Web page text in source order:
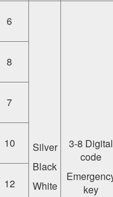
6
Silver
Black
White
3-8 Digital
code
key
8
7
10
12